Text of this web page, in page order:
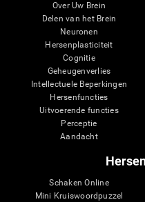
Over Uw Brein
Delen van het Brein
Neuronen
Hersenplasticiteit
Cognitie
Geheugenverlies
Intellectuele Beperkingen
Hersenfuncties
Uitvoerende functies
Perceptie
Aandacht
Schaken Online
Mini Kruiswoordpuzzel